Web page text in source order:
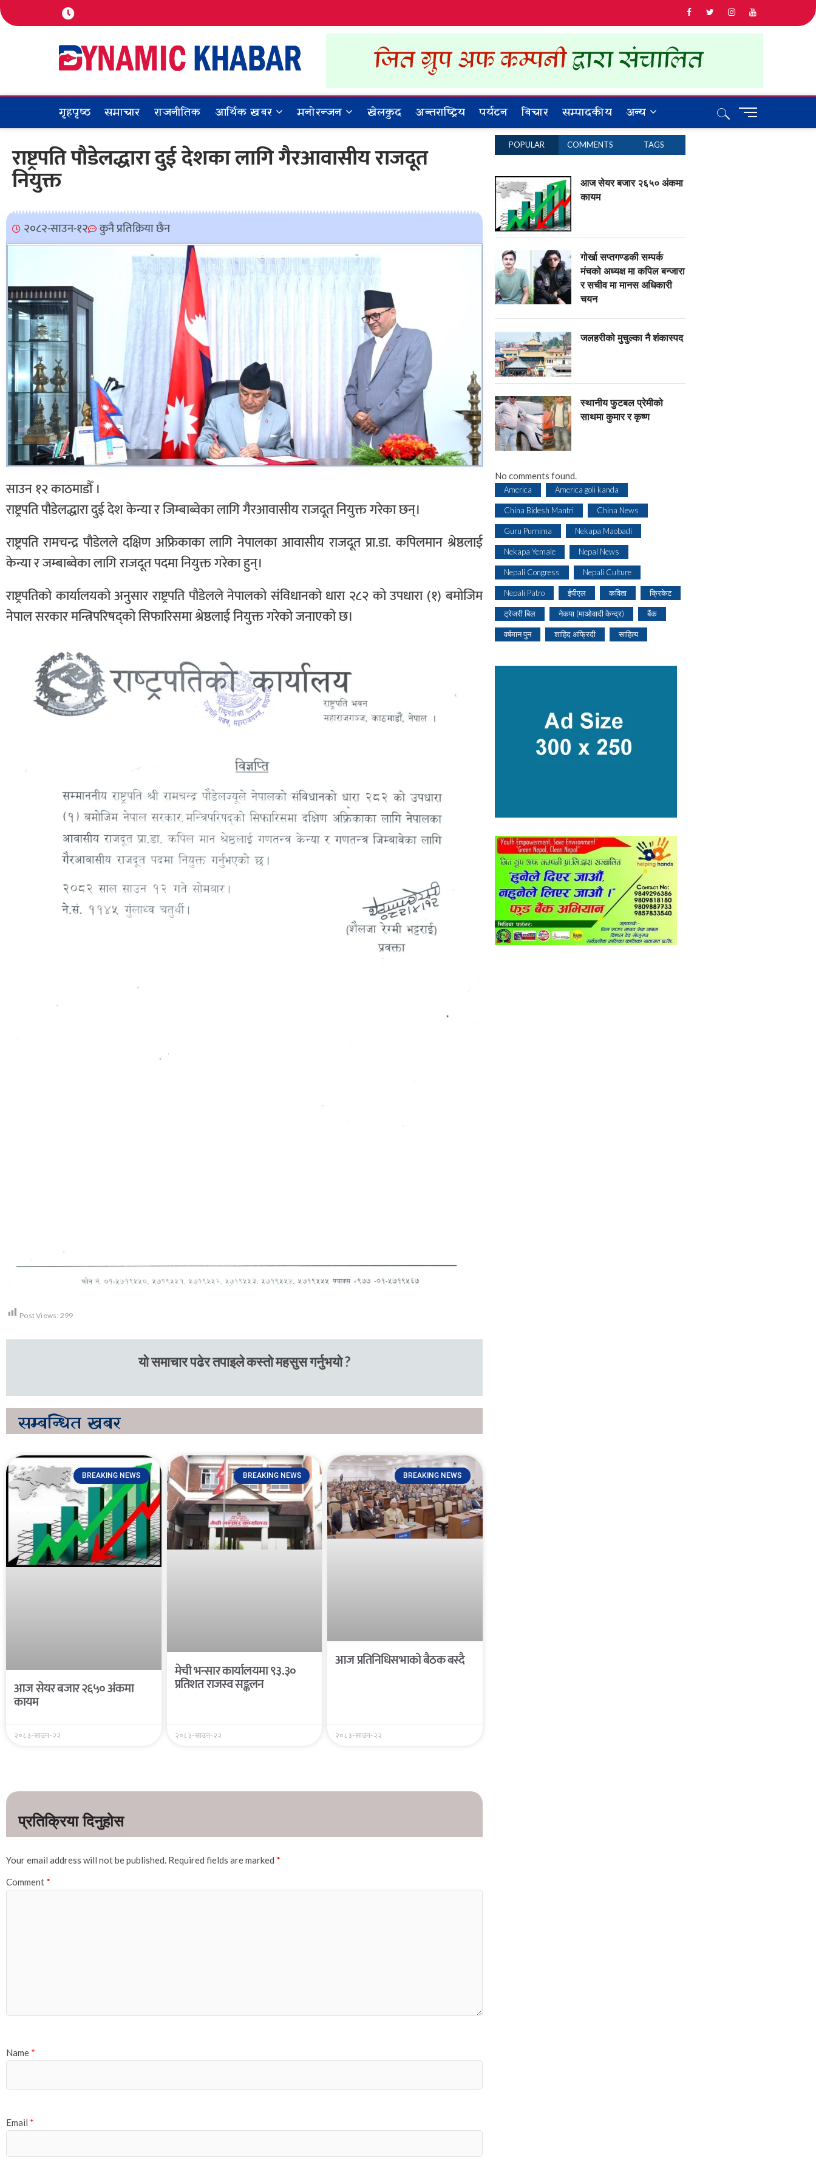
Dynamic Khabar
ALL NEWS IN NEPAL
गृहपृष्ठ समाचार राजनीतिक आर्थिक खबर मनोरन्जन खेलकुद अन्तराष्ट्रिय पर्यटन बिचार सम्पादकीय अन्य
M
राष्ट्रपति पौडेलद्धारा दुई देशका लागि गैरआवासीय राजदूत
नियुक्त
२०८२-साउन-१२ कुनै प्रतिक्रिया छैन
साउन १२ काठमाडौँ ।
राष्ट्रपति पौडेलद्धारा दुई देश केन्या र जिम्बाब्वेका लागि गैरआवासीय राजदूत नियुक्त गरेका छन्।
राष्ट्रपति रामचन्द्र पौडेलले दक्षिण अफ्रिकाका लागि नेपालका आवासीय राजदूत प्रा.डा. कपिलमान श्रेष्ठलाई
केन्या र जम्बाब्वेका लागि राजदूत पदमा नियुक्त गरेका हुन्।
राष्ट्रपतिको कार्यालयको अनुसार राष्ट्रपति पौडेलले नेपालको संविधानको धारा २८२ को उपधारा (१) बमोजिम
नेपाल सरकार मन्त्रिपरिषद्को सिफारिसमा श्रेष्ठलाई नियुक्त गरेको जनाएको छ।
Post Views: 299
यो समाचार पढेर तपाइले कस्तो महसुस गर्नुभयो ?
सम्बन्धित खबर
BREAKING NEWS
आज सेयर बजार २६५० अंकमा
कायम
२०८३-साउन-२२
BREAKING NEWS
मेची भन्सार कार्यालयमा ९३.३०
प्रतिशत राजस्व सङ्कलन
२०८३-साउन-२२
BREAKING NEWS
आज प्रतिनिधिसभाको बैठक बस्दै
२०८३-साउन-२२
Your email address will not be published. Required fields are marked *
Comment *
Name *
Email *
POPULAR COMMENTS TAGS
आज सेयर बजार २६५० अंकमा
कायम
गोर्खा सप्तगण्डकी सम्पर्क
मंचको अध्यक्ष मा कपिल बन्जारा
र सचीव मा मानस अधिकारी
चयन
जलहरीको मुचुल्का नै शंंकास्पद
स्थानीय फुटबल प्रेमीको
साथमा कुमार र कृष्ण
No comments found.
America America goli kanda
China Bidesh Mantri China News
Guru Purnima Nekapa Maobadi
Nekapa Yemale Nepal News
Nepali Congress Nepali Culture
Nepali Patro ईपीएल कविता क्रिकेट
ट्रेजरी बिल नेकपा (माओवादी केन्द्र) बैंक
वर्षमान पुन शाहिद अफ्रिदी साहित्य